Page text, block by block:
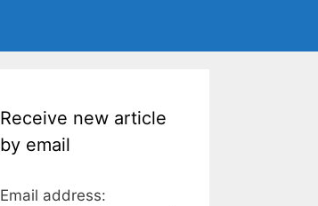
Receive new article
by email
Email address: